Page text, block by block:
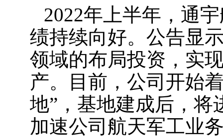
2022年上半年，通
绩持续向好。公告显
领域的布局投资，实
产。目前，公司开始
地”，基地建成后，将
加速公司航天军工业